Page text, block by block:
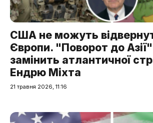
США не можуть
Європи. "Поворот до
замінить атлантичної
Ендрю Міхта
21 травня 2026, 11:16